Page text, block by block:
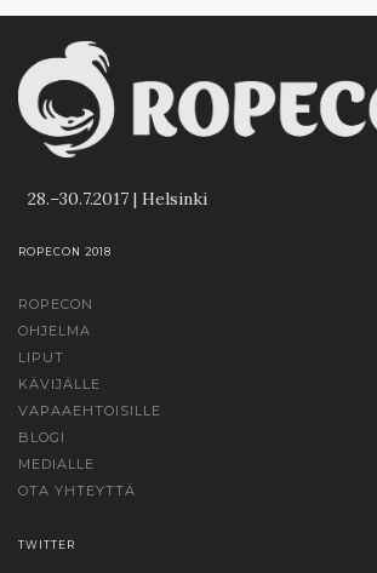
28.–30.7.2017 | Helsinki
ROPECON 2018
ROPECON
OHJELMA
LIPUT
KÄVIJÄLLE
VAPAAEHTOISILLE
BLOGI
MEDIALLE
OTA YHTEYTTÄ
TWITTER